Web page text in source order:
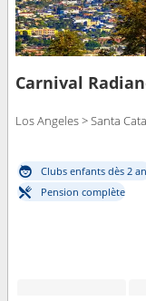
Carnival
Los Angeles > Santa
Clubs enfants dès 2
Pension complète